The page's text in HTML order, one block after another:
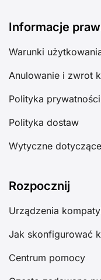
Informacje
Warunki
Anulowanie i zwrot
Polityka prywatności
Polityka dostaw
Wytyczne
Rozpocznij
Urządzenia
Jak skonfigurować
Centrum pomocy